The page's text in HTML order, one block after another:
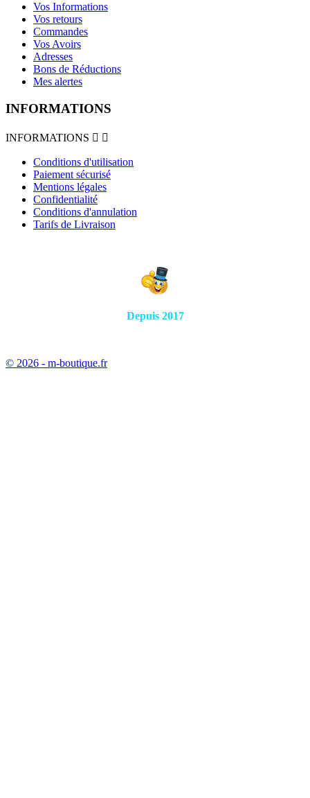
Vos Informations
Vos retours
Commandes
Vos Avoirs
Adresses
Bons de Réductions
Mes alertes
INFORMATIONS
INFORMATIONS  
Conditions d'utilisation
Paiement sécurisé
Mentions légales
Confidentialité
Conditions d'annulation
Tarifs de Livraison
Depuis 2017
© 2026 - m-boutique.fr